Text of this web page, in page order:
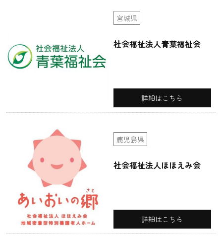
宮城県
社会福祉法人青葉福祉会
詳細はこちら
鹿児島県
社会福祉法人ほほえみ会
詳細はこちら